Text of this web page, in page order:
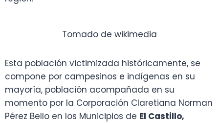
Tomado de wikimedia
Esta población victimizada históricamente, se
compone por campesinos e indígenas en su
mayoría, población acompañada en su
momento por la Corporación Claretiana Norman
Pérez Bello en los Municipios de El Castillo,